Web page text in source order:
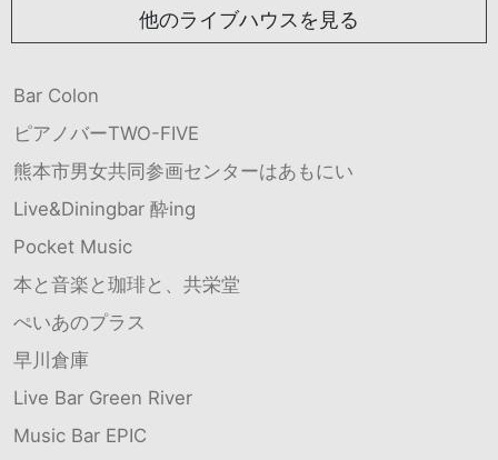
他のライブハウスを見る
Bar Colon
ピアノバーTWO-FIVE
熊本市男女共同参画センターはあもにい
Live&Diningbar 酔ing
Pocket Music
本と音楽と珈琲と、共栄堂
ぺいあのプラス
早川倉庫
Live Bar Green River
Music Bar EPIC